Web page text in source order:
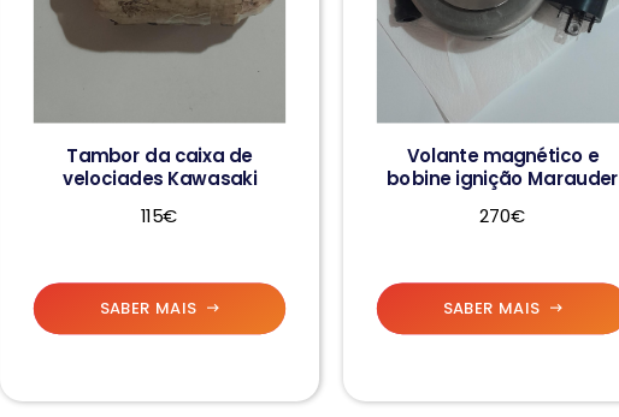
Tambor da caixa de
velociades Kawasaki
115€
SABER MAIS
Volante magnético e
bobine ignição Marauder
270€
SABER MAIS